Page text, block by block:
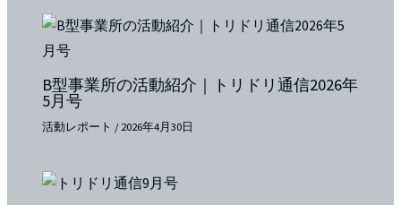
B型事業所の活動紹介｜トリドリ通信2026年
5月号
活動レポート /2026年4月30日